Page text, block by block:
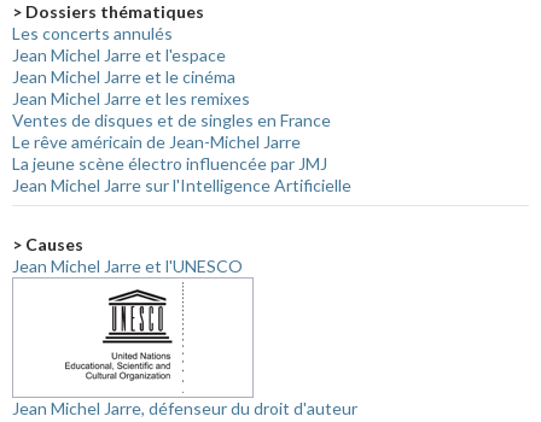
> Dossiers thématiques
Les concerts annulés
Jean Michel Jarre et l'espace
Jean Michel Jarre et le cinéma
Jean Michel Jarre et les remixes
Ventes de disques et de singles en France
Le rêve américain de Jean-Michel Jarre
La jeune scène électro influencée par JMJ
Jean Michel Jarre sur l'Intelligence Artificielle
> Causes
Jean Michel Jarre et l'UNESCO
Jean Michel Jarre, défenseur du droit d'auteur